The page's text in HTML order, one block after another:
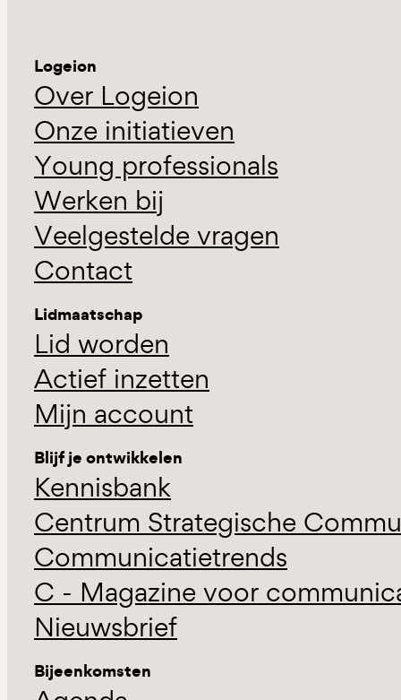
Logeion
Over Logeion
Onze initiatieven
Young professionals
Werken bij
Veelgestelde vragen
Contact
Lidmaatschap
Lid worden
Actief inzetten
Mijn account
Blijf je ontwikkelen
Kennisbank
Centrum Strategische
Communicatietrends
C - Magazine voor
Nieuwsbrief
Bijeenkomsten